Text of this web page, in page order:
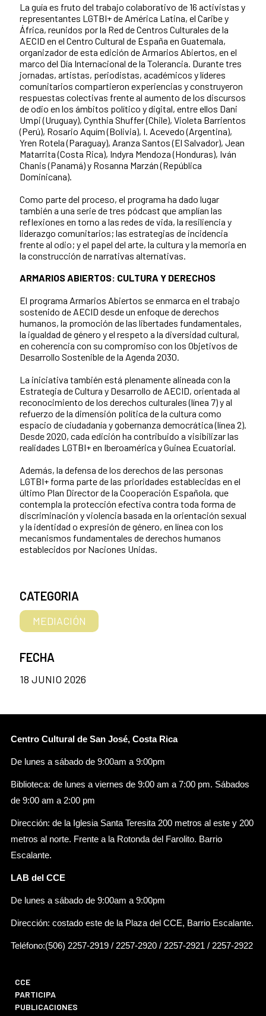
La guía es fruto del trabajo colaborativo de 16 activistas y
representantes LGTBI+ de América Latina, el Caribe y
África, reunidos por la Red de Centros Culturales de la
AECID en el Centro Cultural de España en Guatemala,
organizador de esta edición de Armarios Abiertos, en el
marco del Día Internacional de la Tolerancia. Durante tres
jornadas, artistas, periodistas, académicos y líderes
comunitarios compartieron experiencias y construyeron
respuestas colectivas frente al aumento de los discursos
de odio en los ámbitos político y digital, entre ellos Dani
Umpi (Uruguay), Cynthia Shuffer (Chile), Violeta Barrientos
(Perú), Rosario Aquím (Bolivia), I. Acevedo (Argentina),
Yren Rotela (Paraguay), Aranza Santos (El Salvador), Jean
Matarrita (Costa Rica), Indyra Mendoza (Honduras), Iván
Chanis (Panamá) y Rosanna Marzán (República
Dominicana).
Como parte del proceso, el programa ha dado lugar
también a una serie de tres pódcast que amplían las
reflexiones en torno a las redes de vida, la resiliencia y
liderazgo comunitarios; las estrategias de incidencia
frente al odio; y el papel del arte, la cultura y la memoria en
la construcción de narrativas alternativas.
ARMARIOS ABIERTOS: CULTURA Y DERECHOS
El programa Armarios Abiertos se enmarca en el trabajo
sostenido de AECID desde un enfoque de derechos
humanos, la promoción de las libertades fundamentales,
la igualdad de género y el respeto a la diversidad cultural,
en coherencia con su compromiso con los Objetivos de
Desarrollo Sostenible de la Agenda 2030.
La iniciativa también está plenamente alineada con la
Estrategia de Cultura y Desarrollo de AECID, orientada al
reconocimiento de los derechos culturales (línea 7) y al
refuerzo de la dimensión política de la cultura como
espacio de ciudadanía y gobernanza democrática (línea 2).
Desde 2020, cada edición ha contribuido a visibilizar las
realidades LGTBI+ en Iberoamérica y Guinea Ecuatorial.
Además, la defensa de los derechos de las personas
LGTBI+ forma parte de las prioridades establecidas en el
último Plan Director de la Cooperación Española, que
contempla la protección efectiva contra toda forma de
discriminación y violencia basada en la orientación sexual
y la identidad o expresión de género, en línea con los
mecanismos fundamentales de derechos humanos
establecidos por Naciones Unidas.
CATEGORIA
MEDIACIÓN
FECHA
18 JUNIO 2026
Centro Cultural de San José, Costa Rica
De lunes a sábado de 9:00am a 9:00pm
Biblioteca: de lunes a viernes de 9:00 am a 7:00 pm. Sábados
de 9:00 am a 2:00 pm
Dirección: de la Iglesia Santa Teresita 200 metros al este y 200
metros al norte. Frente a la Rotonda del Farolito. Barrio
Escalante.
LAB del CCE
De lunes a sábado de 9:00am a 9:00pm
Dirección: costado este de la Plaza del CCE, Barrio Escalante.
Teléfono:(506) 2257-2919 / 2257-2920 / 2257-2921 / 2257-2922
CCE
PARTICIPA
PUBLICACIONES